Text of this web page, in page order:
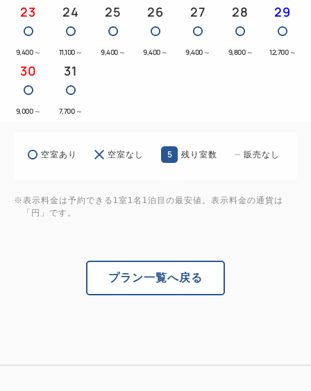
23
9,400 ～
24
11,100 ～
25
9,400 ～
26
9,400 ～
27
9,400 ～
28
9,800 ～
29
12,700 ～
30
9,000 ～
31
7,700 ～
空室あり 空室なし 5 残り室数 販売なし
※表示料金は予約できる1室1名1泊目の最安値。表示料金の通貨は
「円」です。
プラン一覧へ戻る